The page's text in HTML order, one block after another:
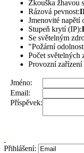
Zkouška žhavou
Rázová pevnost:
Jmenovité napětí
Stupeň krytí (IP):
Se světelným
"Požární
Počet světelných
Provozní zařízení
Jméno:
Email:
Příspěvek:
Přihlášení: